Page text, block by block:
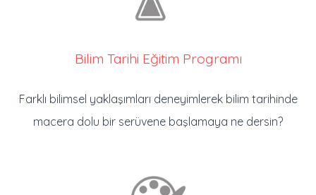
Bilim Tarihi Eğitim Programı
Farklı bilimsel yaklaşımları deneyimlerek bilim tarihinde
macera dolu bir serüvene başlamaya ne dersin?